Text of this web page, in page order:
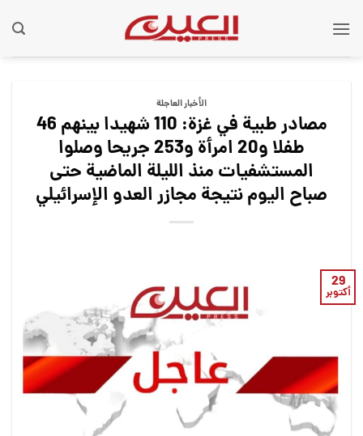
الأخبار العاجلة
مصادر طبية في غزة: 110 شهيدا بينهم 46
طفلا و20 امرأة و253 جريحا وصلوا
المستشفيات منذ الليلة الماضية حتى
صباح اليوم نتيجة مجازر العدو الإسرائيلي
29
أكتوبر